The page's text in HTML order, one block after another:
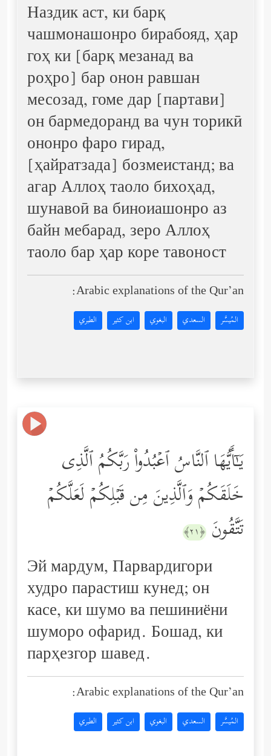
Наздик аст, ки барқ
чашмонашонро бирабояд, ҳар
гоҳ ки [барқ мезанад ва
роҳро] бар онон равшан
месозад, гоме дар [партави]
он бармедоранд ва чун торикӣ
ононро фаро гирад,
[ҳайратзада] бозмеистанд; ва
агар Аллоҳ таоло бихоҳад,
шунавоӣ ва биноиашонро аз
байн мебарад, зеро Аллоҳ
таоло бар ҳар коре тавоност
Arabic explanations of the Qur’an:
المُيسَّر السعدي البغوي ابن كثير الطبري
یَـٰۤأَیُّهَا ٱلنَّاسُ ٱعۡبُدُواْ رَبَّكُمُ ٱلَّذِی
خَلَقَكُمۡ وَٱلَّذِینَ مِن قَبۡلِكُمۡ لَعَلَّكُمۡ
تَتَّقُونَ ﴿٢١﴾
Эй мардум, Парвардигори
худро парастиш кунед; он
касе, ки шумо ва пешиниёни
шуморо офарид. Бошад, ки
парҳезгор шавед.
Arabic explanations of the Qur’an:
المُيسَّر السعدي البغوي ابن كثير الطبري